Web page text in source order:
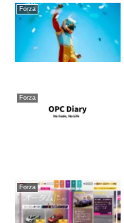
Forza
Forza
Forza